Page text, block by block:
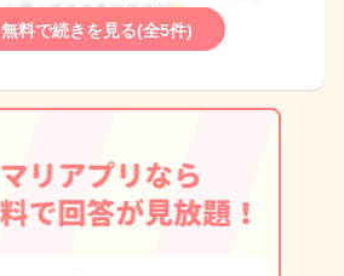
無料で続きを見る(全5件)